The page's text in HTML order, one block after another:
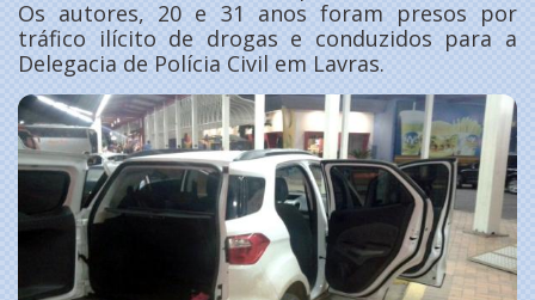
Os autores, 20 e 31 anos foram presos por
tráfico ilícito de drogas e conduzidos para a
Delegacia de Polícia Civil em Lavras.